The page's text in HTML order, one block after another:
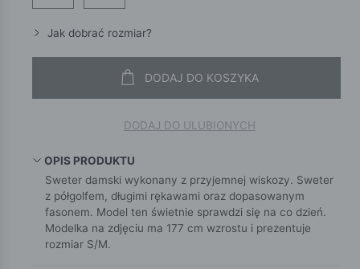
Jak dobrać rozmiar?
DODAJ DO KOSZYKA
DODAJ DO ULUBIONYCH
OPIS PRODUKTU
Sweter damski wykonany z przyjemnej wiskozy. Sweter
z półgolfem, długimi rękawami oraz dopasowanym
fasonem. Model ten świetnie sprawdzi się na co dzień.
Modelka na zdjęciu ma 177 cm wzrostu i prezentuje
rozmiar S/M.